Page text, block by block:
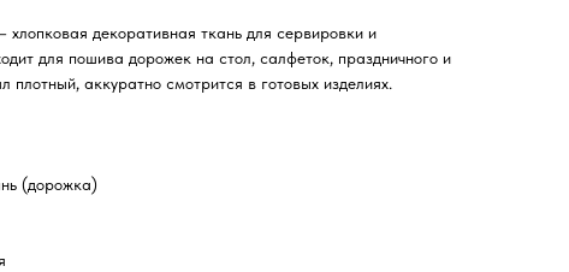
декоративная ткань для сервировки и
для пошива дорожек на стол, салфеток, праздничного и
плотный, аккуратно смотрится в готовых изделиях.
(дорожка)